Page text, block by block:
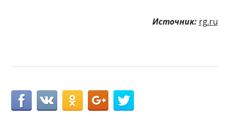
Источник: rg.ru